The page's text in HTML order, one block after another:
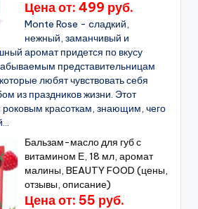
Цена от: 499 руб.
Monte Rose - cладкий,
нежный, заманчивый и
аромат придется по вкусу
представительницам
любят чувствовать себя
из праздников жизни. Этот
красоткам, знающим, чего
Бальзам-масло для губ с
витамином Е, 18 мл, аромат
малины, BEAUTY FOOD (цены,
отзывы, описание)
Цена от: 55 руб.